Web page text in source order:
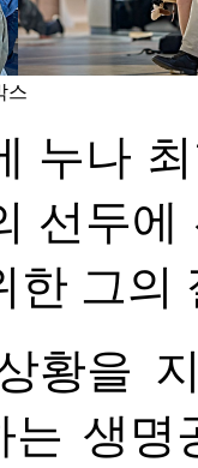
스
누나
선두
한 그의
황을
는 생